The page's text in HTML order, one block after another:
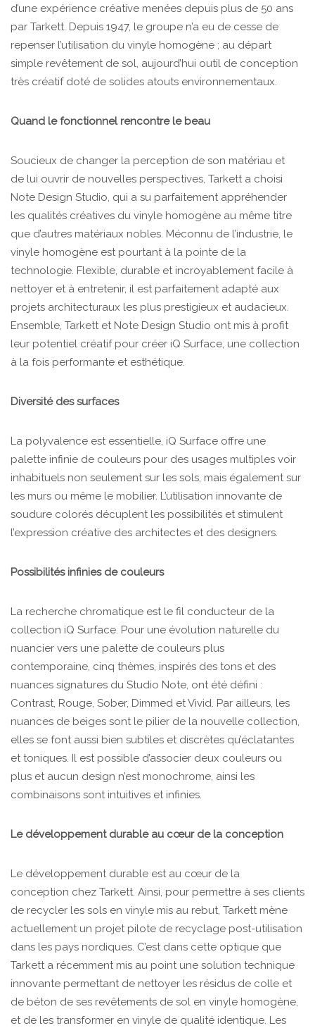
d’une expérience créative menées depuis plus de 50 ans
par Tarkett. Depuis 1947, le groupe n’a eu de cesse de
repenser l’utilisation du vinyle homogène ; au départ
simple revêtement de sol, aujourd’hui outil de conception
très créatif doté de solides atouts environnementaux.
Quand le fonctionnel rencontre le beau
Soucieux de changer la perception de son matériau et
de lui ouvrir de nouvelles perspectives, Tarkett a choisi
Note Design Studio, qui a su parfaitement appréhender
les qualités créatives du vinyle homogène au même titre
que d’autres matériaux nobles. Méconnu de l’industrie, le
vinyle homogène est pourtant à la pointe de la
technologie. Flexible, durable et incroyablement facile à
nettoyer et à entretenir, il est parfaitement adapté aux
projets architecturaux les plus prestigieux et audacieux.
Ensemble, Tarkett et Note Design Studio ont mis à profit
leur potentiel créatif pour créer iQ Surface, une collection
à la fois performante et esthétique.
Diversité des surfaces
La polyvalence est essentielle, iQ Surface offre une
palette infinie de couleurs pour des usages multiples voir
inhabituels non seulement sur les sols, mais également sur
les murs ou même le mobilier. L’utilisation innovante de
soudure colorés décuplent les possibilités et stimulent
l’expression créative des architectes et des designers.
Possibilités infinies de couleurs
La recherche chromatique est le fil conducteur de la
collection iQ Surface. Pour une évolution naturelle du
nuancier vers une palette de couleurs plus
contemporaine, cinq thèmes, inspirés des tons et des
nuances signatures du Studio Note, ont été défini :
Contrast, Rouge, Sober, Dimmed et Vivid. Par ailleurs, les
nuances de beiges sont le pilier de la nouvelle collection,
elles se font aussi bien subtiles et discrètes qu’éclatantes
et toniques. Il est possible d’associer deux couleurs ou
plus et aucun design n’est monochrome, ainsi les
combinaisons sont intuitives et infinies.
Le développement durable au cœur de la conception
Le développement durable est au cœur de la
conception chez Tarkett. Ainsi, pour permettre à ses clients
de recycler les sols en vinyle mis au rebut, Tarkett mène
actuellement un projet pilote de recyclage post-utilisation
dans les pays nordiques. C’est dans cette optique que
Tarkett a récemment mis au point une solution technique
innovante permettant de nettoyer les résidus de colle et
de béton de ses revêtements de sol en vinyle homogène,
et de les transformer en vinyle de qualité identique. Les